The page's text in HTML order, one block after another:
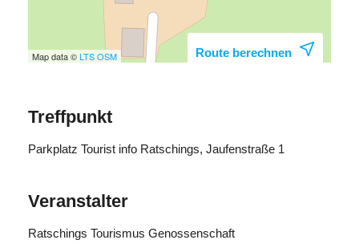
Map data ©LTSOSM Route berechnen
Treffpunkt
Parkplatz Tourist info Ratschings, Jaufenstraße 1
Veranstalter
Ratschings Tourismus Genossenschaft